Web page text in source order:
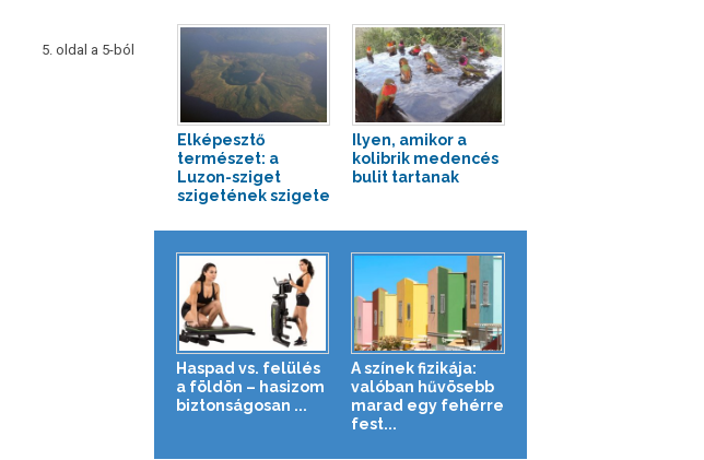
5. oldal a 5-ból
Elképesztő
természet: a
Luzon-sziget
szigetének szigete
Ilyen, amikor a
kolibrik medencés
bulit tartanak
Haspad vs. felülés
a földön – hasizom
biztonságosan ...
A színek fizikája:
valóban hűvösebb
marad egy fehérre
fest...